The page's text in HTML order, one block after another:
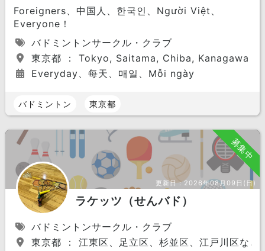
Foreigners、中国人、한국인、Người Việt、
Everyone！
バドミントンサークル・クラブ
東京都 ： Tokyo, Saitama, Chiba, Kanagawa
Everyday、每天、매일、Mỗi ngày
バドミントン 東京都
募集中
更新日：2026年08月09日(日)
ラケッツ（せんバド）
バドミントンサークル・クラブ
東京都 ： 江東区、足立区、杉並区、江戸川区など